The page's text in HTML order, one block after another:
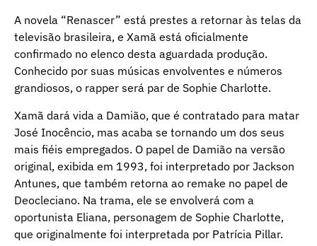
A novela “Renascer” está prestes a retornar às telas da
televisão brasileira, e Xamã está oficialmente
confirmado no elenco desta aguardada produção.
Conhecido por suas músicas envolventes e números
grandiosos, o rapper será par de Sophie Charlotte.
Xamã dará vida a Damião, que é contratado para matar
José Inocêncio, mas acaba se tornando um dos seus
mais fiéis empregados. O papel de Damião na versão
original, exibida em 1993, foi interpretado por Jackson
Antunes, que também retorna ao remake no papel de
Deocleciano. Na trama, ele se envolverá com a
oportunista Eliana, personagem de Sophie Charlotte,
que originalmente foi interpretada por Patrícia Pillar.